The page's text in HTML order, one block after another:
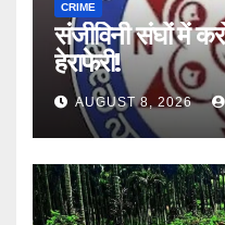
CRIME
संजीविनी संघों में
हेराफेरी!
AUGUST 8, 2026